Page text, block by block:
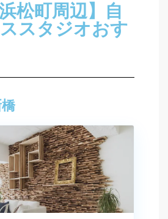
松町周辺】自
スタジオおす